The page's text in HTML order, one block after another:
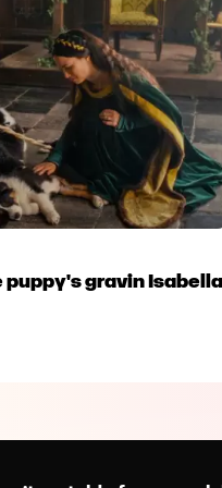
gravin Isabella